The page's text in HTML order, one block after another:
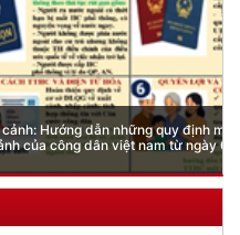
dẫn những quy định mới trong lĩnh
việt nam từ ngày 01/7/2026